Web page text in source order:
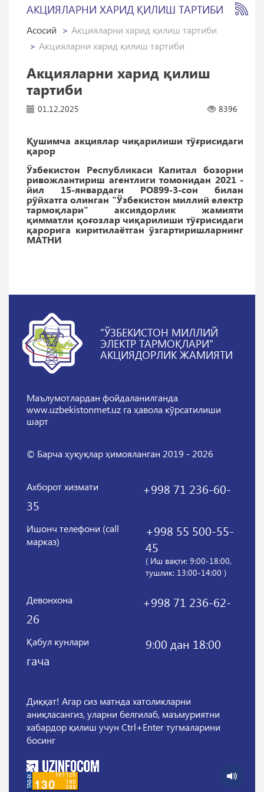
АКЦИЯЛАРНИ ХАРИД ҚИЛИШ ТАРТИБИ
Асосий
Акцияларни харид қилиш тартиби
Акцияларни харид қилиш тартиби
Акцияларни харид қилиш
тартиби
01.12.2025 8396
Қушимча акциялар чиқарилиши тўғрисидаги
қарор
Ўзбекистон Республикаси Капитал бозорни
ривожлантириш агентлиги томонидан 2021 -
йил 15-январдаги РО899-3-сон билан
рўйхатга олинган "Ўзбекистон миллий електр
тармоқлари" аксиядорлик жамияти
қимматли қоғозлар чиқарилиши тўғрисидаги
қарорига киритилаётган ўзгартиришларнинг
МАТНИ
"ЎЗБЕКИСТОН МИЛЛИЙ
ЭЛЕКТР ТАРМОҚЛАРИ"
АКЦИЯДОРЛИК ЖАМИЯТИ
Маълумотлардан фойдаланилганда
www.uzbekistonmet.uz га ҳавола кўрсатилиши
шарт
© Барча ҳуқуқлар ҳимояланган 2019 - 2026
Ахборот хизмати
+998 71 236-60-
35
Ишонч телефони (call
марказ)
+998 55 500-55-
45
( Иш вақти: 9:00-18:00,
тушлик: 13:00-14:00 )
Девонхона
+998 71 236-62-
26
Қабул кунлари
9:00 дан 18:00
гача
Диққат! Агар сиз матнда хатоликларни
аниқласангиз, уларни белгилаб, маъмуриятни
хабардор қилиш учун Ctrl+Enter тугмаларини
босинг